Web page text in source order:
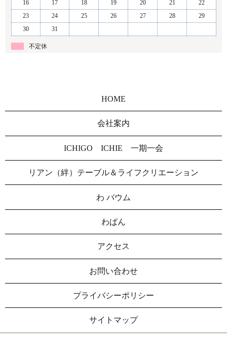
16
17 18 19 20 21
22
23
24 25 26 27 28
29
30
31
不定休
HOME
会社案内
ICHIGO ICHIE 一期一会
リアン（絆）テーブル＆ライフクリエーション
わ バウム
わぱん
アクセス
お問い合わせ
プライバシーポリシー
サイトマップ